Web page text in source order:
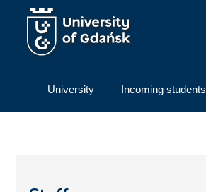
Skip to main content
University Incoming students